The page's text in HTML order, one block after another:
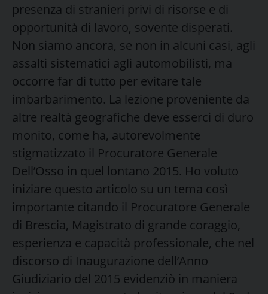
presenza di stranieri privi di risorse e di
opportunità di lavoro, sovente disperati.
Non siamo ancora, se non in alcuni casi, agli
assalti sistematici agli automobilisti, ma
occorre far di tutto per evitare tale
imbarbarimento. La lezione proveniente da
altre realtà geografiche deve esserci di duro
monito, come ha, autorevolmente
stigmatizzato il Procuratore Generale
Dell’Osso in quel lontano 2015. Ho voluto
iniziare questo articolo su un tema così
importante citando il Procuratore Generale
di Brescia, Magistrato di grande coraggio,
esperienza e capacità professionale, che nel
discorso di Inaugurazione dell’Anno
Giudiziario del 2015 evidenziò in maniera